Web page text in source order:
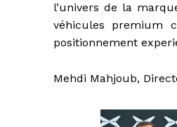
l’univers de la
véhicules premium
positionnement
Mehdi Mahjoub,